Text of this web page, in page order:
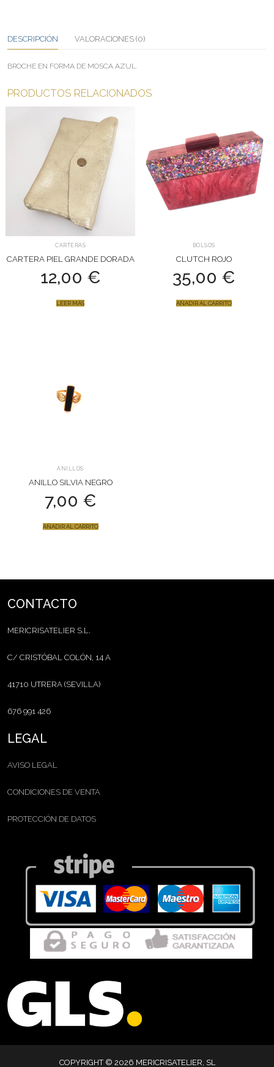
DESCRIPCIÓN VALORACIONES (0)
BROCHE EN FORMA DE MOSCA AZUL.
PRODUCTOS RELACIONADOS
CARTERAS
CARTERA PIEL GRANDE DORADA
12,00 €
LEER MÁS
BOLSOS
CLUTCH ROJO
35,00 €
AÑADIR AL CARRITO
ANILLOS
ANILLO SILVIA NEGRO
7,00 €
AÑADIR AL CARRITO
CONTACTO
MERICRISATELIER S.L.
C/ CRISTÓBAL COLÓN, 14 A
41710 UTRERA (SEVILLA)
676 991 426
LEGAL
AVISO LEGAL
CONDICIONES DE VENTA
PROTECCIÓN DE DATOS
COPYRIGHT © 2026 MERICRISATELIER, SL